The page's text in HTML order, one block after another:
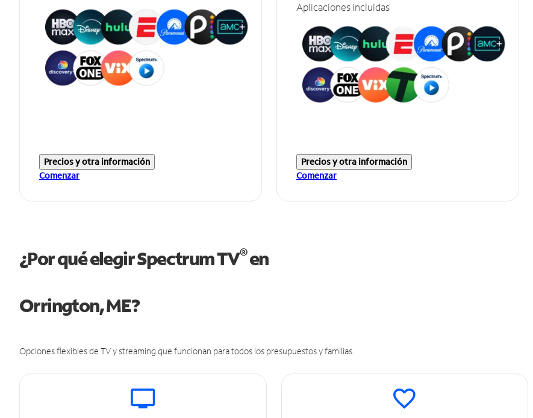
Precios y otra información
Comenzar
Aplicaciones incluidas
Precios y otra información
Comenzar
¿Por qué elegir Spectrum TV®en
Orrington, ME?
Opciones flexibles de TV y streaming que funcionan para todos los presupuestos y familias.